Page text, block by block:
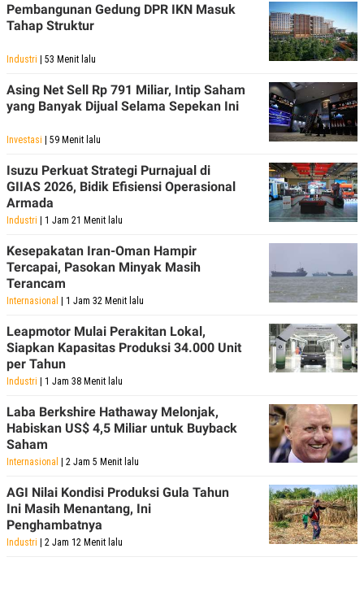
Pembangunan Gedung DPR IKN Masuk
Tahap Struktur
Industri | 53 Menit lalu
Asing Net Sell Rp 791 Miliar, Intip Saham
yang Banyak Dijual Selama Sepekan Ini
Investasi | 59 Menit lalu
Isuzu Perkuat Strategi Purnajual di
GIIAS 2026, Bidik Efisiensi Operasional
Armada
Industri | 1 Jam 21 Menit lalu
Kesepakatan Iran-Oman Hampir
Tercapai, Pasokan Minyak Masih
Terancam
Internasional | 1 Jam 32 Menit lalu
Leapmotor Mulai Perakitan Lokal,
Siapkan Kapasitas Produksi 34.000 Unit
per Tahun
Industri | 1 Jam 38 Menit lalu
Laba Berkshire Hathaway Melonjak,
Habiskan US$ 4,5 Miliar untuk Buyback
Saham
Internasional | 2 Jam 5 Menit lalu
AGI Nilai Kondisi Produksi Gula Tahun
Ini Masih Menantang, Ini
Penghambatnya
Industri | 2 Jam 12 Menit lalu